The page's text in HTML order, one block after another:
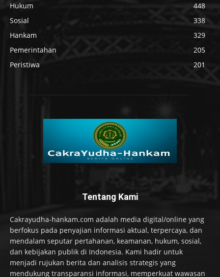
Hukum
448
Sosial
338
Hankam
329
Pemerintahan
205
Peristiwa
201
Tentang Kami
Cakrayudha-hankam.com adalah media digital/online yang
berfokus pada penyajian informasi aktual, terpercaya, dan
mendalam seputar pertahanan, keamanan, hukum, sosial,
dan kebijakan publik di Indonesia. Kami hadir untuk
menjadi rujukan berita dan analisis strategis yang
mendukung transparansi informasi, memperkuat wawasan